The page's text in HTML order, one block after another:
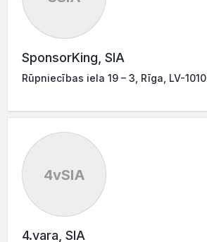
SponsorKing, SIA
Rūpniecības iela 19 – 3, Rīga, LV-1010
4vSIA
4.vara, SIA